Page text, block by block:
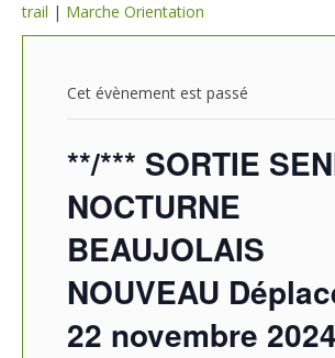
trail | Marche Orientation
Cet évènement est passé
**/*** SORTIE
NOCTURNE
BEAUJOLAIS
NOUVEAU
22 novembre 2024